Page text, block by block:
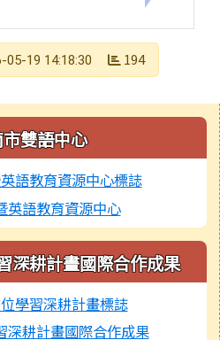
05-19 14:18:30 194
英語教育資源中心
深耕計畫國際合作成果